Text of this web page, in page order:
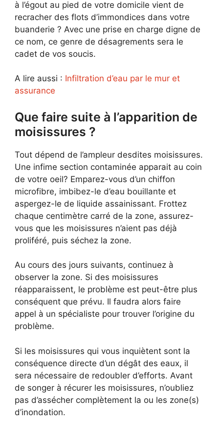
à l’égout au pied de votre domicile vient de
recracher des flots d’immondices dans votre
buanderie ? Avec une prise en charge digne de
ce nom, ce genre de désagrements sera le
cadet de vos soucis.
A lire aussi : Infiltration d’eau par le mur et
assurance
Que faire suite à l’apparition de
moisissures ?
Tout dépend de l’ampleur desdites moisissures.
Une infime section contaminée apparait au coin
de votre oeil? Emparez-vous d’un chiffon
microfibre, imbibez-le d’eau bouillante et
aspergez-le de liquide assainissant. Frottez
chaque centimètre carré de la zone, assurez-
vous que les moisissures n’aient pas déjà
proliféré, puis séchez la zone.
Au cours des jours suivants, continuez à
observer la zone. Si des moisissures
réapparaissent, le problème est peut-être plus
conséquent que prévu. Il faudra alors faire
appel à un spécialiste pour trouver l’origine du
problème.
Si les moisissures qui vous inquiètent sont la
conséquence directe d’un dégât des eaux, il
sera nécessaire de redoubler d’efforts. Avant
de songer à récurer les moisissures, n’oubliez
pas d’assécher complètement la ou les zone(s)
d’inondation.